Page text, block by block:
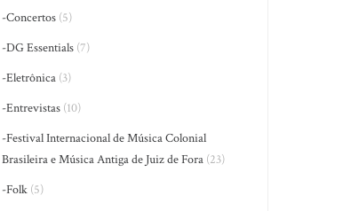
-Concertos (5)
-DG Essentials (7)
-Eletrônica (3)
-Entrevistas (10)
-Festival Internacional de Música Colonial
Brasileira e Música Antiga de Juiz de Fora (23)
-Folk (5)